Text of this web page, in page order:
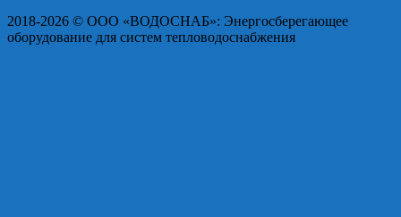
2018-2026 © OOO «ВОДОСНАБ»: Энергосберегающее
оборудование для систем тепловодоснабжения